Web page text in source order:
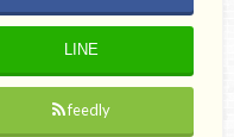
LINE
feedly